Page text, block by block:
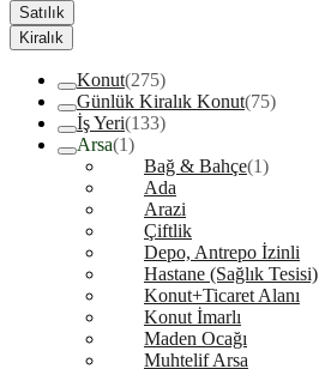
Satılık
Kiralık
Konut(275)
Günlük Kiralık Konut(75)
İş Yeri(133)
Arsa(1)
Bağ & Bahçe(1)
Ada
Arazi
Çiftlik
Depo, Antrepo İzinli
Hastane (Sağlık Tesisi)
Konut+Ticaret Alanı
Konut İmarlı
Maden Ocağı
Muhtelif Arsa